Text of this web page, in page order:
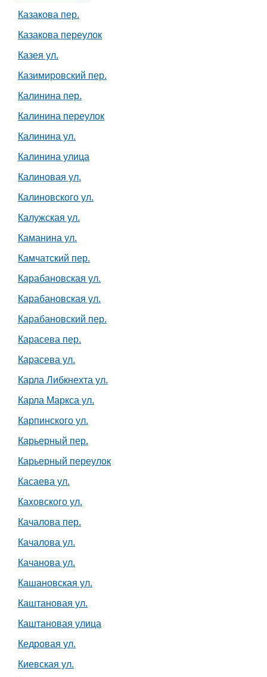
Казакова пер.
Казакова переулок
Казея ул.
Казимировский пер.
Калинина пер.
Калинина переулок
Калинина ул.
Калинина улица
Калиновая ул.
Калиновского ул.
Калужская ул.
Каманина ул.
Камчатский пер.
Карабановская ул.
Карабановская ул.
Карабановский пер.
Карасева пер.
Карасева ул.
Карла Либкнехта ул.
Карла Маркса ул.
Карпинского ул.
Карьерный пер.
Карьерный переулок
Касаева ул.
Каховского ул.
Качалова пер.
Качалова ул.
Качанова ул.
Кашановская ул.
Каштановая ул.
Каштановая улица
Кедровая ул.
Киевская ул.